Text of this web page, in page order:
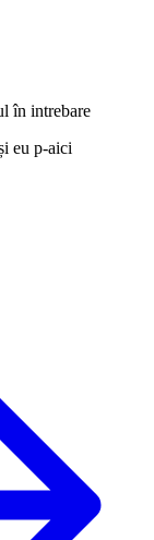
în intrebare
eu p-aici